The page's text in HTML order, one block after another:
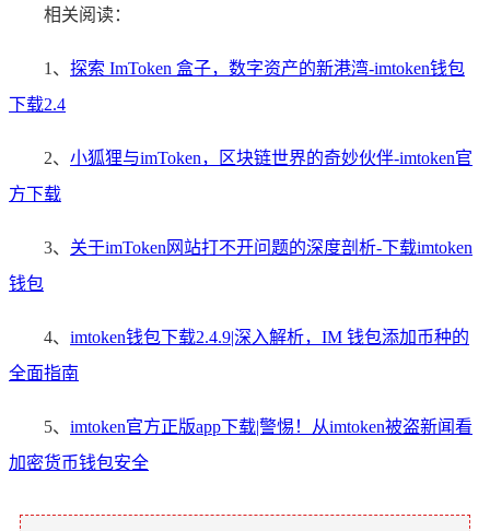
相关阅读：
1、 探索 ImToken 盒子，数字资产的新港湾-imtoken钱包
下载2.4
2、 小狐狸与imToken，区块链世界的奇妙伙伴-imtoken官
方下载
3、 关于imToken网站打不开问题的深度剖析-下载imtoken
钱包
4、 imtoken钱包下载2.4.9|深入解析，IM 钱包添加币种的
全面指南
5、 imtoken官方正版app下载|警惕！从imtoken被盗新闻看
加密货币钱包安全